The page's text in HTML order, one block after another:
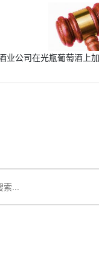
业公司在光瓶葡萄酒上